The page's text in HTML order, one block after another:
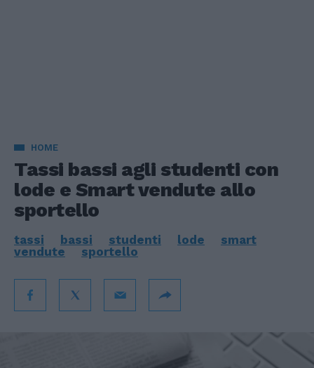
HOME
Tassi bassi agli studenti con
lode e Smart vendute allo
sportello
tassi bassi studenti lode
smart
vendute
sportello